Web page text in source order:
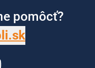
pomôcť?